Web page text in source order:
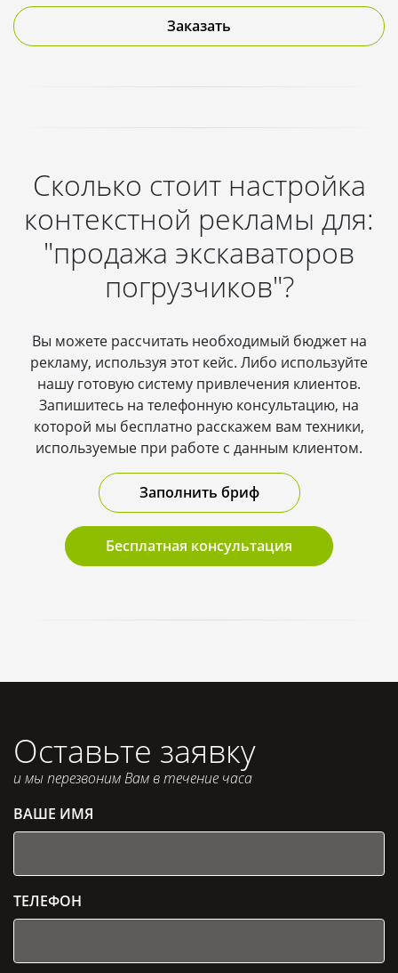
Заказать
Сколько стоит настройка
контекстной рекламы для:
"продажа экскаваторов
погрузчиков"?
Вы можете рассчитать необходимый бюджет на
рекламу, используя этот кейс. Либо используйте
нашу готовую систему привлечения клиентов.
Запишитесь на телефонную консультацию, на
которой мы бесплатно расскажем вам техники,
используемые при работе с данным клиентом.
Заполнить бриф
Бесплатная консультация
Оставьте заявку
и мы перезвоним Вам в течение часа
ВАШЕ ИМЯ
ТЕЛЕФОН